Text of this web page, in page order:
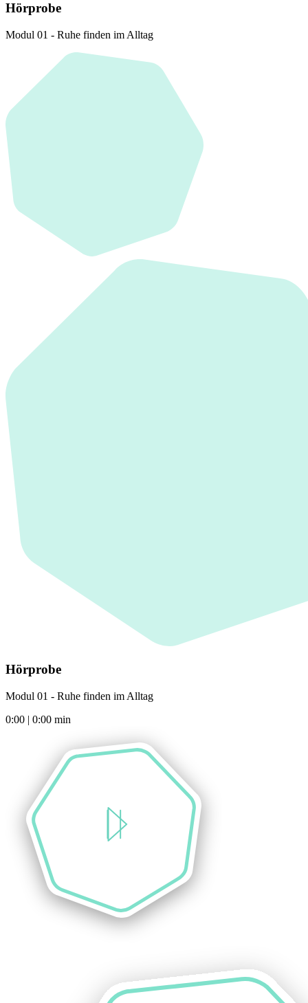
Hörprobe
Modul 01 - Ruhe finden im Alltag
Hörprobe
Modul 01 - Ruhe finden im Alltag
0:00 | 0:00 min